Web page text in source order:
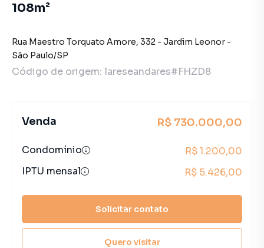
108m²
Rua Maestro Torquato Amore, 332 - Jardim Leonor -
São Paulo/SP
Código de origem: lareseandares#FHZD8
Venda R$ 730.000,00
Condomínio
R$ 1.200,00
IPTU mensal
R$ 5.426,00
Solicitar contato
Quero visitar